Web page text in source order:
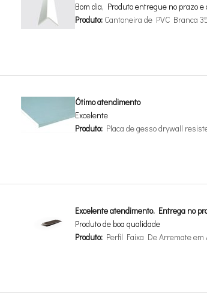
Bom dia, Produto entregue no prazo
Produto: Cantoneira de PVC Branca
Ótimo atendimento
Excelente
Produto: Placa de gesso drywall
Excelente atendimento. Entrega no
Produto de boa qualidade
Produto: Perfil Faixa De Arremate